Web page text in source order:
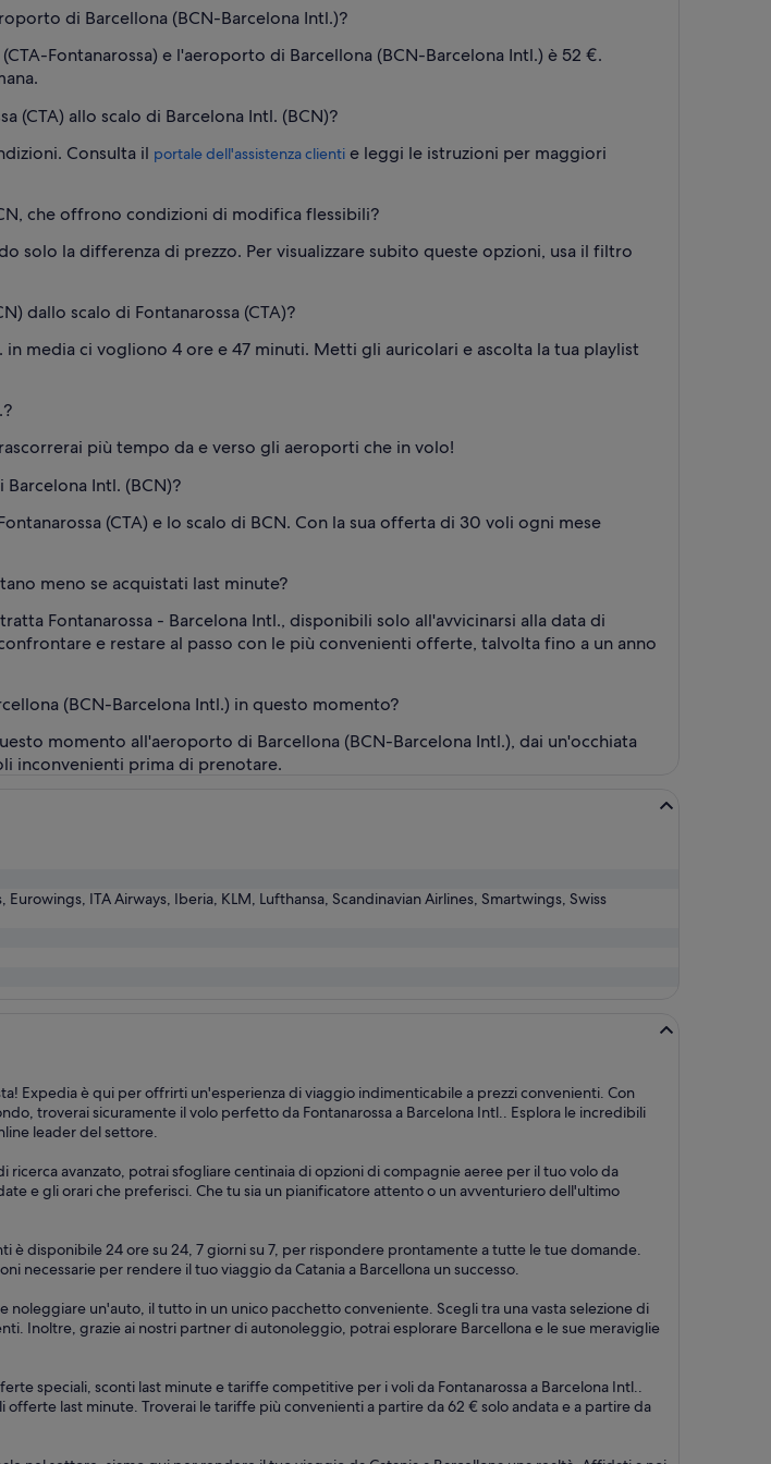
di Barcellona (BCN-Barcelona Intl.)?
Fontanarossa) e l'aeroporto di Barcellona (BCN-Barcelona Intl.) è 52 €.
(CTA) allo scalo di Barcelona Intl. (BCN)?
Consulta il portale dell'assistenza clienti e leggi le istruzioni per maggiori
che offrono condizioni di modifica flessibili?
la differenza di prezzo. Per visualizzare subito queste opzioni, usa il filtro
dallo scalo di Fontanarossa (CTA)?
media ci vogliono 4 ore e 47 minuti. Metti gli auricolari e ascolta la tua playlist
più tempo da e verso gli aeroporti che in volo!
Intl. (BCN)?
(CTA) e lo scalo di BCN. Con la sua offerta di 30 voli ogni mese
meno se acquistati last minute?
Fontanarossa - Barcelona Intl., disponibili solo all'avvicinarsi alla data di
e restare al passo con le più convenienti offerte, talvolta fino a un anno
(BCN-Barcelona Intl.) in questo momento?
momento all'aeroporto di Barcellona (BCN-Barcelona Intl.), dai un'occhiata
inconvenienti prima di prenotare.
ITA Airways, Iberia, KLM, Lufthansa, Scandinavian Airlines, Smartwings, Swiss
Expedia è qui per offrirti un'esperienza di viaggio indimenticabile a prezzi convenienti. Con
troverai sicuramente il volo perfetto da Fontanarossa a Barcelona Intl.. Esplora le incredibili
leader del settore.
avanzato, potrai sfogliare centinaia di opzioni di compagnie aeree per il tuo volo da
e gli orari che preferisci. Che tu sia un pianificatore attento o un avventuriero dell'ultimo
è disponibile 24 ore su 24, 7 giorni su 7, per rispondere prontamente a tutte le tue domande.
necessarie per rendere il tuo viaggio da Catania a Barcellona un successo.
noleggiare un'auto, il tutto in un unico pacchetto conveniente. Scegli tra una vasta selezione di
Inoltre, grazie ai nostri partner di autonoleggio, potrai esplorare Barcellona e le sue meraviglie
speciali, sconti last minute e tariffe competitive per i voli da Fontanarossa a Barcelona Intl..
last minute. Troverai le tariffe più convenienti a partire da 62 € solo andata e a partire da